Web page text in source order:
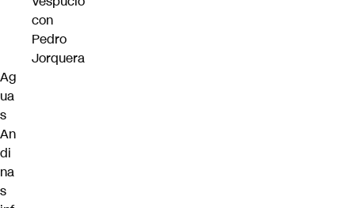
con
Pedro
Jorquera
Ag
ua
s
An
di
na
s